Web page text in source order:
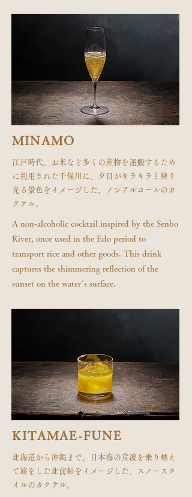
MINAMO
江戸時代、お米など多くの産物を運搬するため
に利用された千保川に、夕日がキラキラと映り
光る景色をイメージした、ノンアルコールのカ
クテル。
​A non-alcoholic cocktail inspired by the Senbo
River, once used in the Edo period to
transport rice and other goods. This drink
captures the shimmering reflection of the
sunset on the water’s surface.
KITAMAE-FUNE
北海道から沖縄まで、日本海の荒波を乗り越え
て旅をした北前船をイメージした、スノースタ
イルのカクテル。